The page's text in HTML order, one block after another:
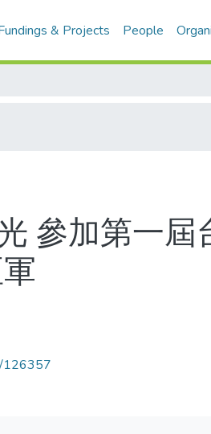
& Projects People
參加第一屆
126357